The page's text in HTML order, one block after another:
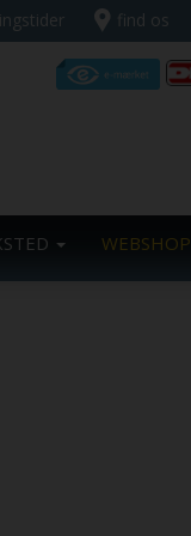
find os
WEBSHOP